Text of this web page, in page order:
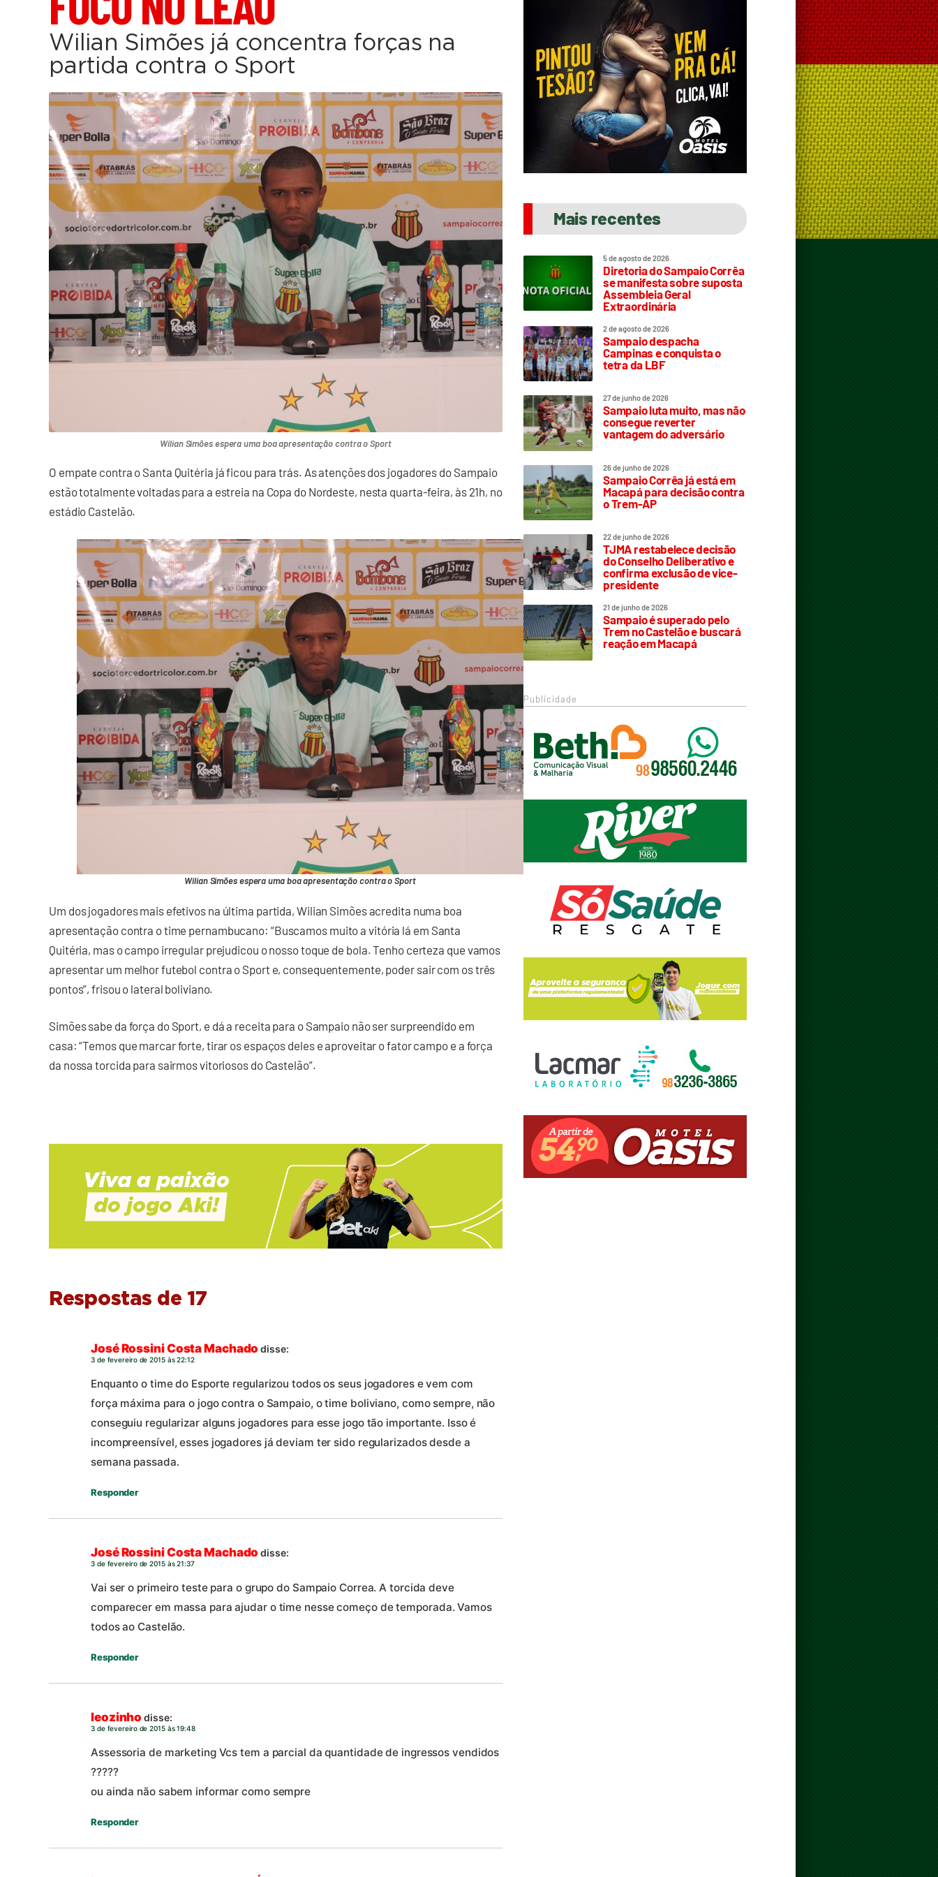
Wilian Simões já concentra forças na
partida contra o Sport
Wilian Simões espera uma boa apresentação contra o Sport
O empate contra o Santa Quitéria já ficou para trás. As atenções dos jogadores do Sampaio
estão totalmente voltadas para a estreia na Copa do Nordeste, nesta quarta-feira, às 21h, no
estádio Castelão.
Wilian Simões espera uma boa apresentação contra o Sport
Um dos jogadores mais efetivos na última partida, Wilian Simões acredita numa boa
apresentação contra o time pernambucano: “Buscamos muito a vitória lá em Santa
Quitéria, mas o campo irregular prejudicou o nosso toque de bola. Tenho certeza que vamos
apresentar um melhor futebol contra o Sport e, consequentemente, poder sair com os três
pontos”, frisou o lateral boliviano.
Simões sabe da força do Sport, e dá a receita para o Sampaio não ser surpreendido em
casa: “Temos que marcar forte, tirar os espaços deles e aproveitar o fator campo e a força
da nossa torcida para sairmos vitoriosos do Castelão”.
Respostas de 17
José Rossini Costa Machado disse:
3 de fevereiro de 2015 às 22:12
Enquanto o time do Esporte regularizou todos os seus jogadores e vem com
força máxima para o jogo contra o Sampaio, o time boliviano, como sempre, não
conseguiu regularizar alguns jogadores para esse jogo tão importante. Isso é
incompreensível, esses jogadores já deviam ter sido regularizados desde a
semana passada.
Responder
José Rossini Costa Machado disse:
3 de fevereiro de 2015 às 21:37
Vai ser o primeiro teste para o grupo do Sampaio Correa. A torcida deve
comparecer em massa para ajudar o time nesse começo de temporada. Vamos
todos ao Castelão.
Responder
leozinho disse:
3 de fevereiro de 2015 às 19:48
Assessoria de marketing Vcs tem a parcial da quantidade de ingressos vendidos
?????
ou ainda não sabem informar como sempre
Responder
Mais recentes
5 de agosto de 2026
Diretoria do Sampaio Corrêa
se manifesta sobre suposta
Assembleia Geral
Extraordinária
2 de agosto de 2026
Sampaio despacha
Campinas e conquista o
tetra da LBF
27 de junho de 2026
Sampaio luta muito, mas não
consegue reverter
vantagem do adversário
26 de junho de 2026
Sampaio Corrêa já está em
Macapá para decisão contra
o Trem-AP
22 de junho de 2026
TJMA restabelece decisão
do Conselho Deliberativo e
confirma exclusão de vice-
presidente
21 de junho de 2026
Sampaio é superado pelo
Trem no Castelão e buscará
reação em Macapá
Publicidade